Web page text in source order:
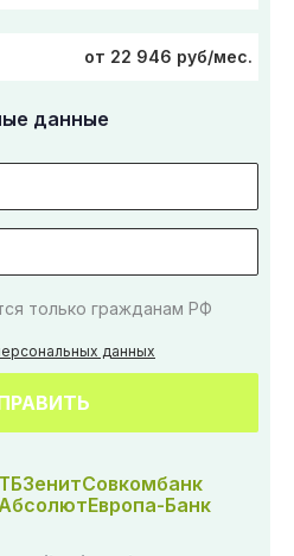
от 22 946 руб/мес.
данные
только гражданам РФ
данных
ЗенитСовкомбанк
Европа-Банк